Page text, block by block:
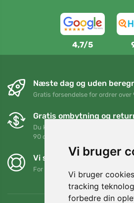
Vi bruger
Vi bruger
tracking
forbedre din
4,7/5
Næste dag og uden
Gratis forsendelse for ordrer over
Gratis ombytning og
Du kan returnere eller bytte din
90 dage
Vi støtter Trees.org
For hver ordre planter vi et træ!